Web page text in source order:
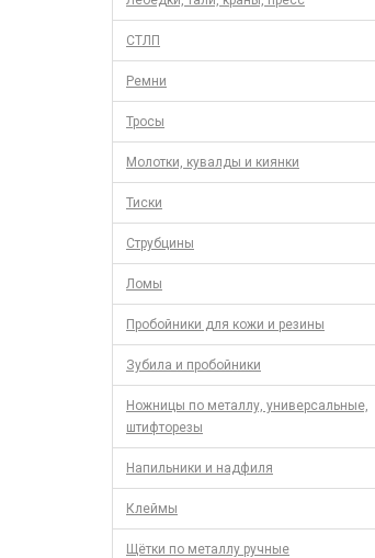
СТЛП
Ремни
Тросы
Молотки, кувалды и киянки
Тиски
Струбцины
Ломы
Пробойники для кожи и резины
Зубила и пробойники
Ножницы по металлу, универсальные,
штифторезы
Напильники и надфиля
Клеймы
Щётки по металлу ручные